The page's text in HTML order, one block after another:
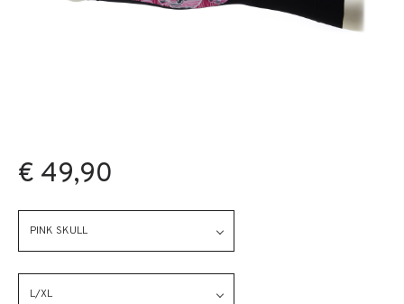
€ 49,90
PINK SKULL
L/XL